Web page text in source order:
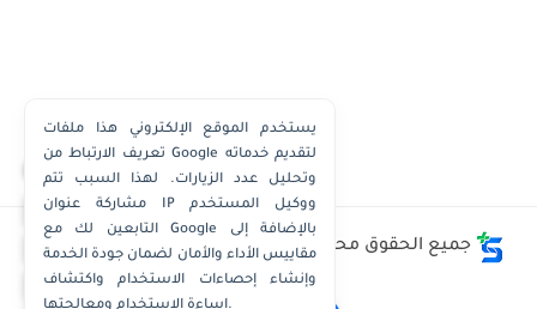
واتساب الكويت
واتساب قطر
واتساب عُمان
جميع الحقوق محفوظة ©
وظائف الكويت توداي - Kuwait
Jobs Today
يستخدم الموقع الإلكتروني هذا ملفات
تعريف الارتباط من Google لتقديم خدماته
وتحليل عدد الزيارات. لهذا السبب تتم
مشاركة عنوان IP ووكيل المستخدم
التابعين لك مع Google بالإضافة إلى
مقاييس الأداء والأمان لضمان جودة الخدمة
وإنشاء إحصاءات الاستخدام واكتشاف